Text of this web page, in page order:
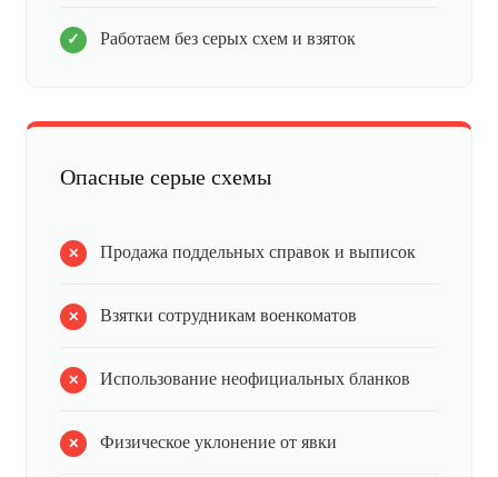
Работаем без серых схем и взяток
Опасные серые схемы
Продажа поддельных справок и выписок
Взятки сотрудникам военкоматов
Использование неофициальных бланков
Физическое уклонение от явки